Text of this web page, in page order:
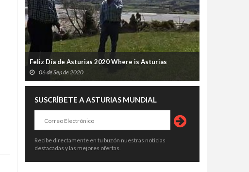
Feliz Día de Asturias 2020 Where is Asturias
06 de Sep de 2020
SUSCRÍBETE A ASTURIAS MUNDIAL
Recibe directamente en tu buzón nuestras noticias
destacadas y las mejores ofertas.